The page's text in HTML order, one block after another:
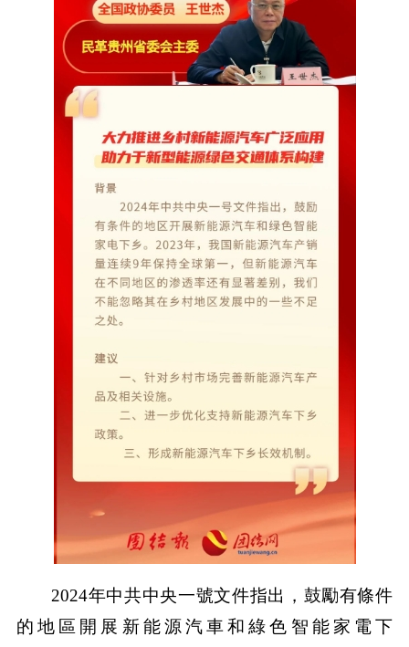
2024年中共中央一號文件指出，鼓勵有條件
的地區開展新能源汽車和綠色智能家電下